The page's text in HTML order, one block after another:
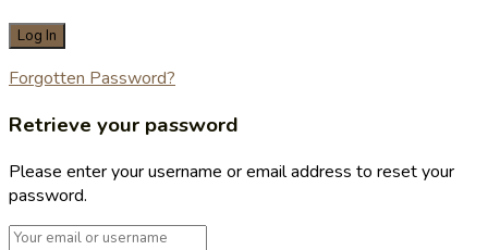
Forgotten Password?
Retrieve your password
Please enter your username or email address to reset your
password.